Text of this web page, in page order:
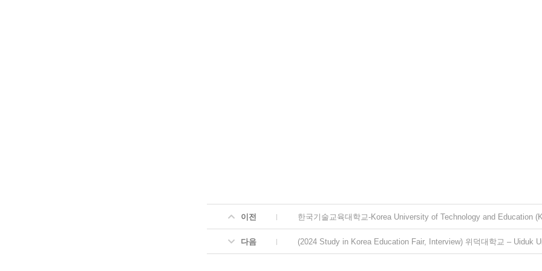
이전 한국기술교육대학교-Korea University of Technology and Education
다음 (2024 Study in Korea Education Fair, Interview) 위덕대학교 – Uiduk